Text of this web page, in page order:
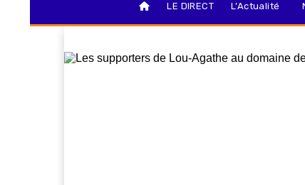
LE DIRECT L’Actualité